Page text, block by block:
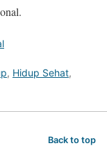
, Hidup Sehat,
Back to top